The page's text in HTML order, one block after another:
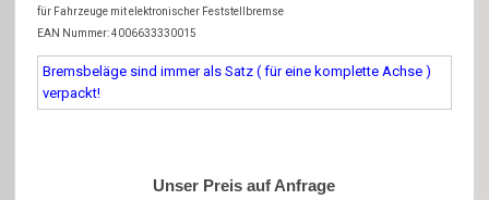
für Fahrzeuge mit elektronischer Feststellbremse
EAN Nummer: 4006633330015
Bremsbeläge sind immer als Satz ( für eine komplette Achse )
verpackt!
Unser Preis auf Anfrage